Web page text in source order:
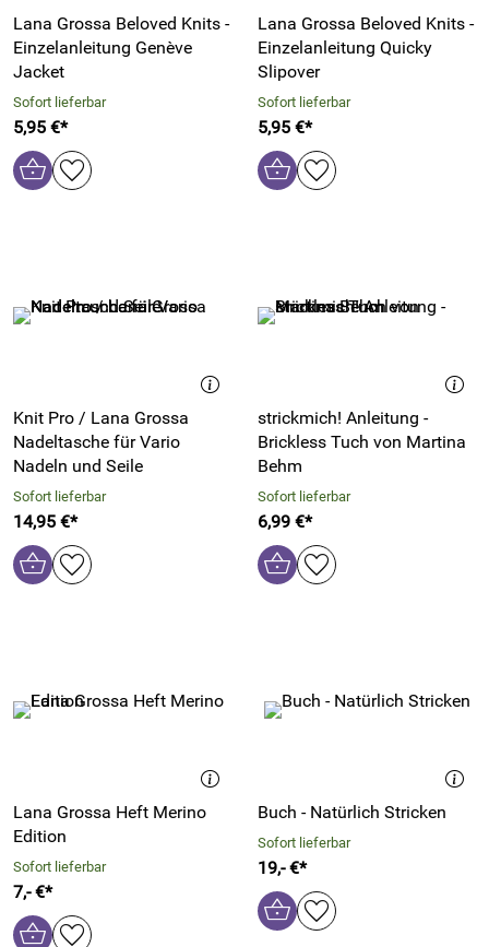
Lana Grossa Beloved Knits -
Einzelanleitung Genève
Jacket
Sofort lieferbar
5,95 €*
Lana Grossa Beloved Knits -
Einzelanleitung Quicky
Slipover
Sofort lieferbar
5,95 €*
Knit Pro / Lana Grossa
Nadeltasche für Vario
Nadeln und Seile
Sofort lieferbar
14,95 €*
strickmich! Anleitung -
Brickless Tuch von Martina
Behm
Sofort lieferbar
6,99 €*
Lana Grossa Heft Merino
Edition
Sofort lieferbar
7,- €*
Buch - Natürlich Stricken
Sofort lieferbar
19,- €*